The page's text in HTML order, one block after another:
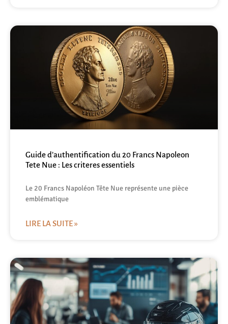
Guide d’authentification du 20 Francs Napoleon
Tete Nue : Les criteres essentiels
Le 20 Francs Napoléon Tête Nue représente une pièce
emblématique
LIRE LA SUITE »